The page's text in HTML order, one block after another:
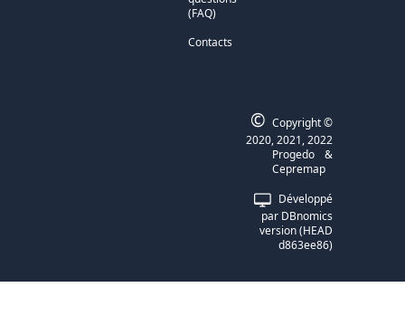
(FAQ)
Contacts
Développé
par DBnomics
version(HEAD
d863ee86)
© Copyright ©
2020, 2021, 2022
Progedo
&
Cepremap